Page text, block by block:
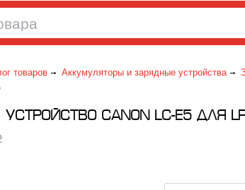
товаров Аккумуляторы и зарядные устройства
CANON LC-E5 ДЛЯ